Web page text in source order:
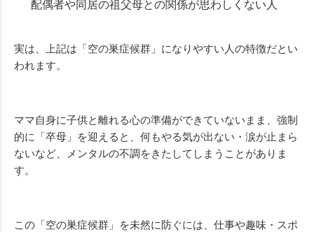
配偶者や同居の祖父母との関係が思わしくない人
実は、上記は「空の巣症候群」になりやすい人の特徴だとい
われます。
ママ自身に子供と離れる心の準備ができていないまま、強制
的に「卒母」を迎えると、何もやる気が出ない・涙が止まら
ないなど、メンタルの不調をきたしてしまうことがありま
す。
この「空の巣症候群」を未然に防ぐには、仕事や趣味・スポ